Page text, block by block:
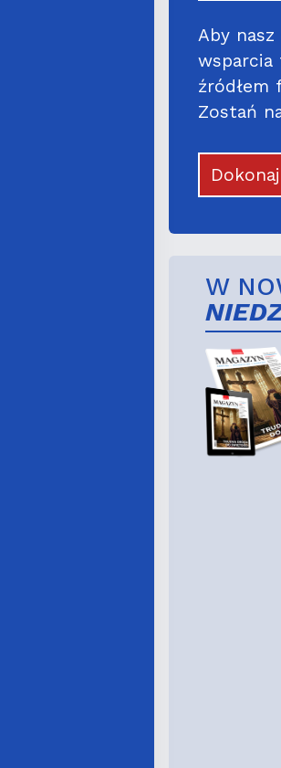
Aby
wsparcia
źródłem
Zostań
W